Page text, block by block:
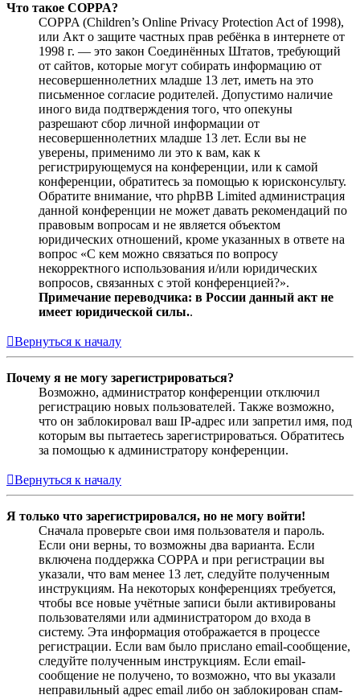
Что такое COPPA?
COPPA (Children’s Online Privacy Protection Act of 1998),
или Акт о защите частных прав ребёнка в интернете от
1998 г. — это закон Соединённых Штатов, требующий
от сайтов, которые могут собирать информацию от
несовершеннолетних младше 13 лет, иметь на это
письменное согласие родителей. Допустимо наличие
иного вида подтверждения того, что опекуны
разрешают сбор личной информации от
несовершеннолетних младше 13 лет. Если вы не
уверены, применимо ли это к вам, как к
регистрирующемуся на конференции, или к самой
конференции, обратитесь за помощью к юрисконсульту.
Обратите внимание, что phpBB Limited администрация
данной конференции не может давать рекомендаций по
правовым вопросам и не является объектом
юридических отношений, кроме указанных в ответе на
вопрос «С кем можно связаться по вопросу
некорректного использования и/или юридических
вопросов, связанных с этой конференцией?».
Примечание переводчика: в России данный акт не
имеет юридической силы..
Вернуться к началу
Почему я не могу зарегистрироваться?
Возможно, администратор конференции отключил
регистрацию новых пользователей. Также возможно,
что он заблокировал ваш IP-адрес или запретил имя, под
которым вы пытаетесь зарегистрироваться. Обратитесь
за помощью к администратору конференции.
Вернуться к началу
Я только что зарегистрировался, но не могу войти!
Сначала проверьте свои имя пользователя и пароль.
Если они верны, то возможны два варианта. Если
включена поддержка COPPA и при регистрации вы
указали, что вам менее 13 лет, следуйте полученным
инструкциям. На некоторых конференциях требуется,
чтобы все новые учётные записи были активированы
пользователями или администратором до входа в
систему. Эта информация отображается в процессе
регистрации. Если вам было прислано email-сообщение,
следуйте полученным инструкциям. Если email-
сообщение не получено, то возможно, что вы указали
неправильный адрес email либо он заблокирован спам-